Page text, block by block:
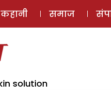
कहानी समाज
solution